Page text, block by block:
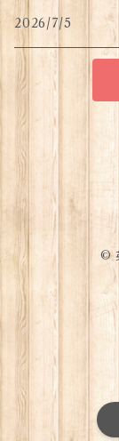
2026/7/5
©